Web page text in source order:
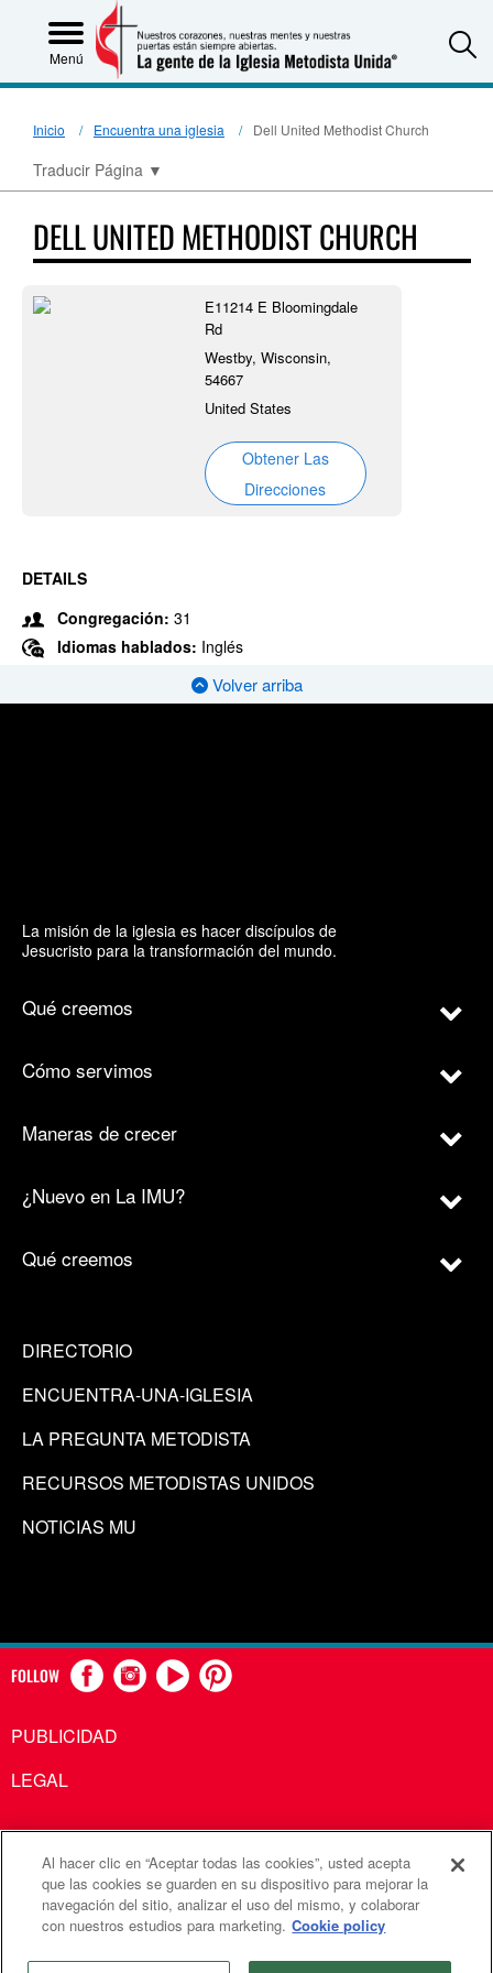
Menú
Inicio Encuentra una iglesia Dell United Methodist Church
Traducir Página ▼
DELL UNITED METHODIST CHURCH
E11214 E Bloomingdale
Rd
Westby, Wisconsin,
54667
United States
Obtener Las
Direcciones
DETAILS
Congregación: 31
Idiomas hablados: Inglés
Volver arriba
La misión de la iglesia es hacer discípulos de
Jesucristo para la transformación del mundo.
Qué creemos
Cómo servimos
Maneras de crecer
¿Nuevo en La IMU?
Qué creemos
DIRECTORIO
ENCUENTRA-UNA-IGLESIA
LA PREGUNTA METODISTA
RECURSOS METODISTAS UNIDOS
NOTICIAS MU
FOLLOW
PUBLICIDAD
LEGAL
Comunicaciones Metodistas Unidas es una agencia de la
Iglesia Metodista Unida
©2026Comunicaciones Metodistas Unidas. Reservados
todos los derechos
Al hacer clic en “Aceptar todas las cookies”, usted acepta
que las cookies se guarden en su dispositivo para mejorar la
navegación del sitio, analizar el uso del mismo, y colaborar
con nuestros estudios para marketing. Cookie policy